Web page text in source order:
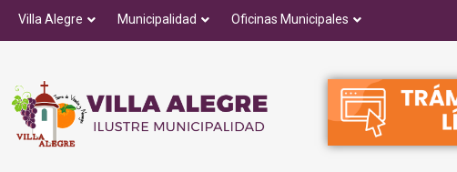
Villa Alegre Municipalidad Oficinas Municipales